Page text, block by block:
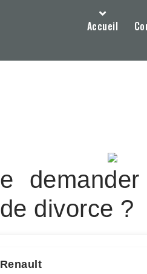
Accueil
divorce ?